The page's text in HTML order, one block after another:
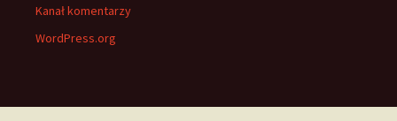
Kanał komentarzy
WordPress.org